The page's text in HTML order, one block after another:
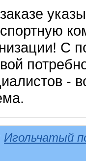
С
-
Игольчатый